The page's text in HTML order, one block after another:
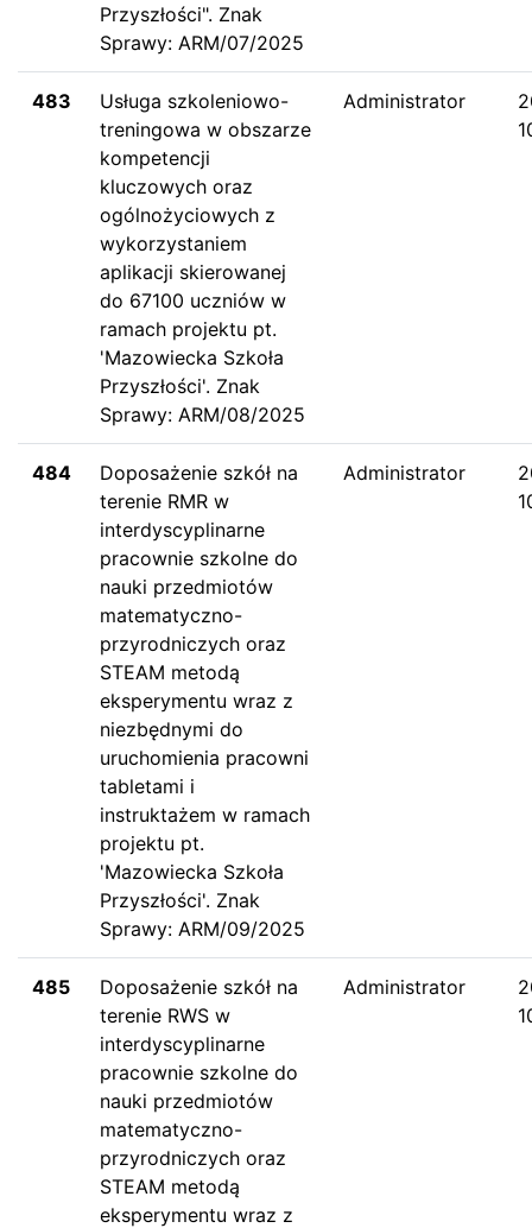
Przyszłości". Znak
Sprawy: ARM/07/2025
483
Usługa szkoleniowo-
treningowa w obszarze
kompetencji
kluczowych oraz
ogólnożyciowych z
wykorzystaniem
aplikacji skierowanej
do 67100 uczniów w
ramach projektu pt.
'Mazowiecka Szkoła
Przyszłości'. Znak
Sprawy: ARM/08/2025
Administrator
484
Doposażenie szkół na
terenie RMR w
interdyscyplinarne
pracownie szkolne do
nauki przedmiotów
matematyczno-
przyrodniczych oraz
STEAM metodą
eksperymentu wraz z
niezbędnymi do
uruchomienia pracowni
tabletami i
instruktażem w ramach
projektu pt.
'Mazowiecka Szkoła
Przyszłości'. Znak
Sprawy: ARM/09/2025
Administrator
485
Doposażenie szkół na
terenie RWS w
interdyscyplinarne
pracownie szkolne do
nauki przedmiotów
matematyczno-
przyrodniczych oraz
STEAM metodą
eksperymentu wraz z
Administrator